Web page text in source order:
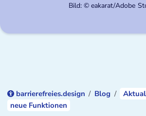
Bild: © eakarat/Adobe
barrierefreies.design Blog
neue Funktionen